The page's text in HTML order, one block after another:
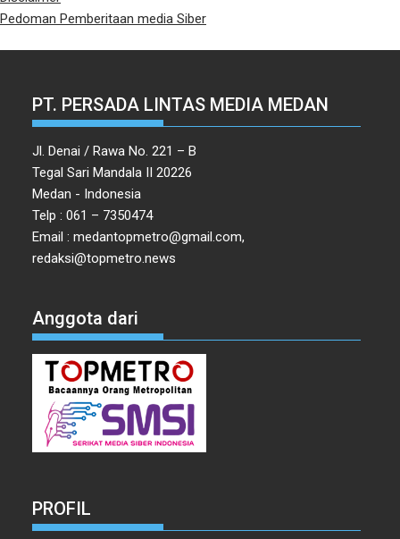
Pedoman Pemberitaan media Siber
PT. PERSADA LINTAS MEDIA MEDAN
Jl. Denai / Rawa No. 221 – B
Tegal Sari Mandala II 20226
Medan - Indonesia
Telp : 061 – 7350474
Email : medantopmetro@gmail.com,
redaksi@topmetro.news
Anggota dari
PROFIL